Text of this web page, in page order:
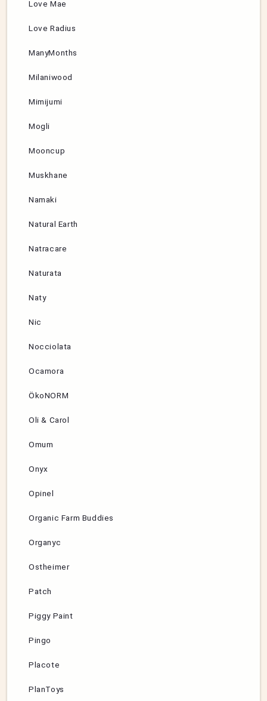
Love Mae
Love Radius
ManyMonths
Milaniwood
Mimijumi
Mogli
Mooncup
Muskhane
Namaki
Natural Earth
Natracare
Naturata
Naty
Nic
Nocciolata
Ocamora
ÖkoNORM
Oli & Carol
Omum
Onyx
Opinel
Organic Farm Buddies
Organyc
Ostheimer
Patch
Piggy Paint
Pingo
Placote
PlanToys